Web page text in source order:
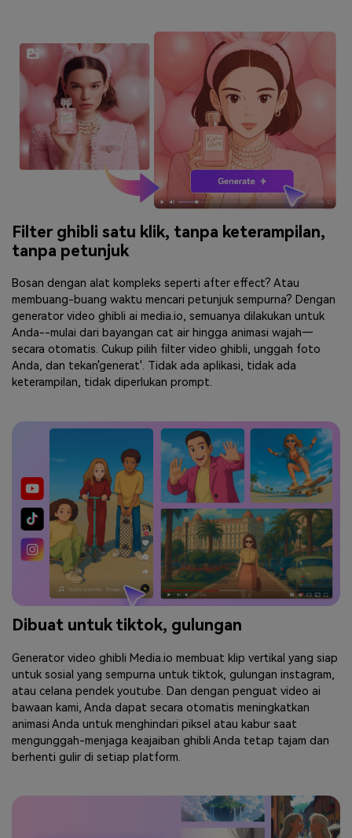
Filter ghibli satu klik, tanpa keterampilan,
tanpa petunjuk
Bosan dengan alat kompleks seperti after effect? Atau
membuang-buang waktu mencari petunjuk sempurna? Dengan
generator video ghibli ai media.io, semuanya dilakukan untuk
Anda--mulai dari bayangan cat air hingga animasi wajah—
secara otomatis. Cukup pilih filter video ghibli, unggah foto
Anda, dan tekan'generat'. Tidak ada aplikasi, tidak ada
keterampilan, tidak diperlukan prompt.
Dibuat untuk tiktok, gulungan
Generator video ghibli Media.io membuat klip vertikal yang siap
untuk sosial yang sempurna untuk tiktok, gulungan instagram,
atau celana pendek youtube. Dan dengan penguat video ai
bawaan kami, Anda dapat secara otomatis meningkatkan
animasi Anda untuk menghindari piksel atau kabur saat
mengunggah-menjaga keajaiban ghibli Anda tetap tajam dan
berhenti gulir di setiap platform.